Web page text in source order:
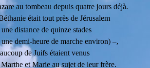
au tombeau depuis quatre jours déjà.
était tout près de Jérusalem
distance de quinze stades
demi-heure de marche environ) –,
de Juifs étaient venus
et Marie au sujet de leur frère.